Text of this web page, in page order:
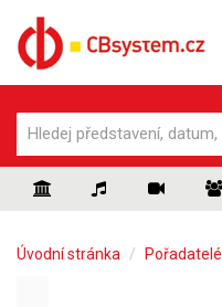
Úvodní stránka Pořadatelé